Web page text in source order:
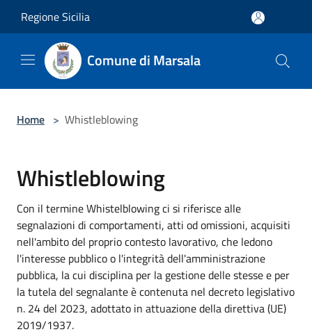
Regione Sicilia
Comune di Marsala
Home > Whistleblowing
Whistleblowing
Con il termine Whistelblowing ci si riferisce alle
segnalazioni di comportamenti, atti od omissioni, acquisiti
nell'ambito del proprio contesto lavorativo, che ledono
l'interesse pubblico o l'integrità dell'amministrazione
pubblica, la cui disciplina per la gestione delle stesse e per
la tutela del segnalante è contenuta nel decreto legislativo
n. 24 del 2023, adottato in attuazione della direttiva (UE)
2019/1937.